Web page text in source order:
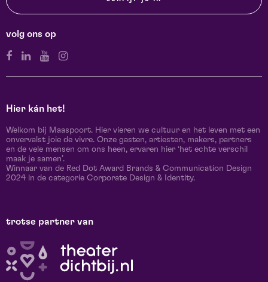
volg ons op
Hier kán het!
Welkom bij Maaspoort. Hier vieren we cultuur en het leven met een
onvervalst joie de vivre. Onze gasten, artiesten, makers, partners
en de vele mensen om ons heen, ervaren hier ‘het echte verschil
maak je samen’.
Winnaar van de Red Dot Award Brands & Communication Design
2024 in de categorie Corporate Design & Identity.
trotse partner van